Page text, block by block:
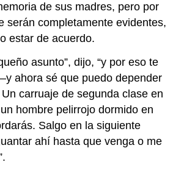
de sus madres, pero por
serán completamente evidentes,
estar de acuerdo.
asunto”, dijo, “y por eso te
ahora sé que puedo depender
carruaje de segunda clase en
hombre pelirrojo dormido en
Salgo en la siguiente
ahí hasta que venga o me